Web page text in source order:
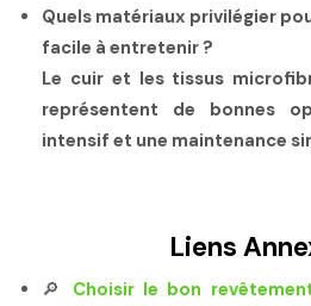
Quels matériaux privilégier
facile à entretenir ?
Le cuir et les tissus
représentent de bonnes
intensif et une maintenance
Liens
🔎 Choisir le bon